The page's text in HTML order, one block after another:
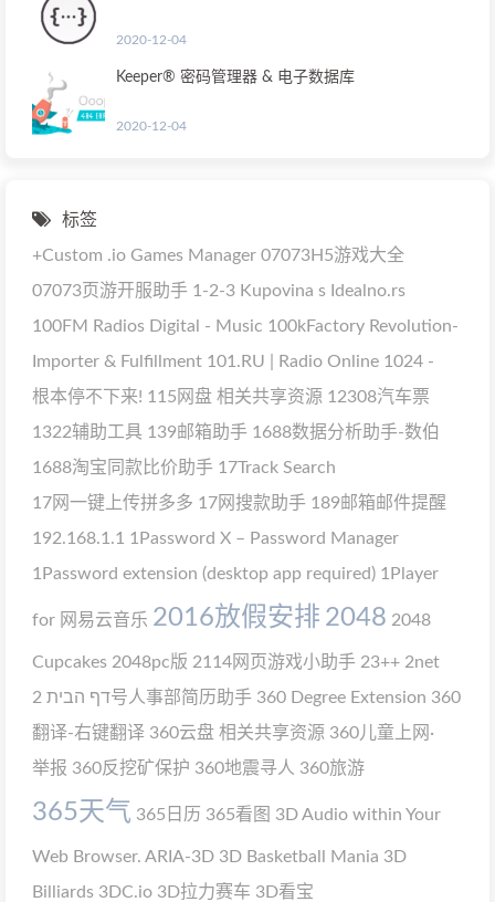
2020-12-04
Keeper® 密码管理器 & 电子数据库
2020-12-04
标签
+Custom .io Games Manager 07073H5游戏大全
07073页游开服助手 1-2-3 Kupovina s Idealno.rs
100FM Radios Digital - Music 100kFactory Revolution-
Importer & Fulfillment 101.RU | Radio Online 1024 -
根本停不下来! 115网盘 相关共享资源 12308汽车票
1322辅助工具 139邮箱助手 1688数据分析助手-数伯
1688淘宝同款比价助手 17Track Search
17网一键上传拼多多 17网搜款助手 189邮箱邮件提醒
192.168.1.1 1Password X – Password Manager
1Password extension (desktop app required) 1Player
for 网易云音乐 2016放假安排 2048 2048
Cupcakes 2048pc版 2114网页游戏小助手 23++ 2net
דף הבית2号人事部简历助手 360 Degree Extension 360
翻译-右键翻译 360云盘 相关共享资源 360儿童上网·
举报 360反挖矿保护 360地震寻人 360旅游
365天气 365日历 365看图 3D Audio within Your
Web Browser. ARIA-3D 3D Basketball Mania 3D
Billiards 3DC.io 3D拉力赛车 3D看宝